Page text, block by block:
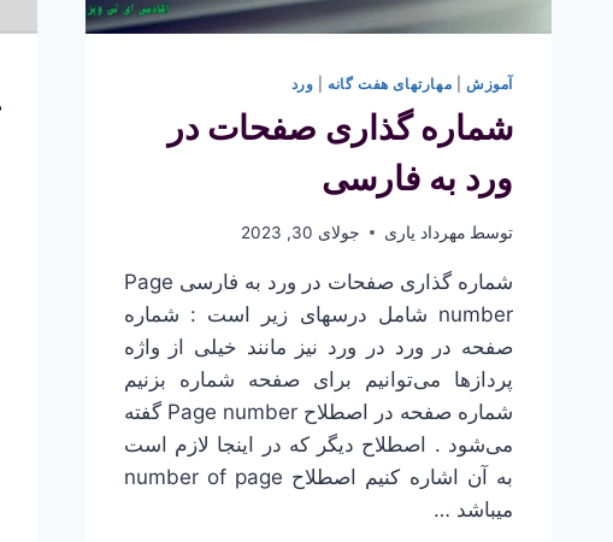
آموزش| مهارتهای هفت گانه ورد
شماره گذاری صفحات در
ورد به فارسی
توسط مهرداد یاری جولای 30, 2023
شماره گذاری صفحات در ورد به فارسی Page
number شامل درسهای زیر است : شماره
صفحه در ورد در ورد نیز مانند خیلی از واژه
پردازها می‌توانیم برای صفحه شماره بزنیم
شماره صفحه در اصطلاح Page number گفته
می‌شود . اصطلاح دیگر که در اینجا لازم است
به آن اشاره کنیم اصطلاح number of page
‌میباشد …